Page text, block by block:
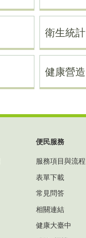
衛生統計
健康營造
便民服務
服務項目與流程
表單下載
常見問答
相關連結
健康大臺中